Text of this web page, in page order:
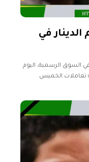
الدينار في
السوق الرسمية، اليوم
مقابل 6.38 دينار نهاية تعاملات الخميس
صرف